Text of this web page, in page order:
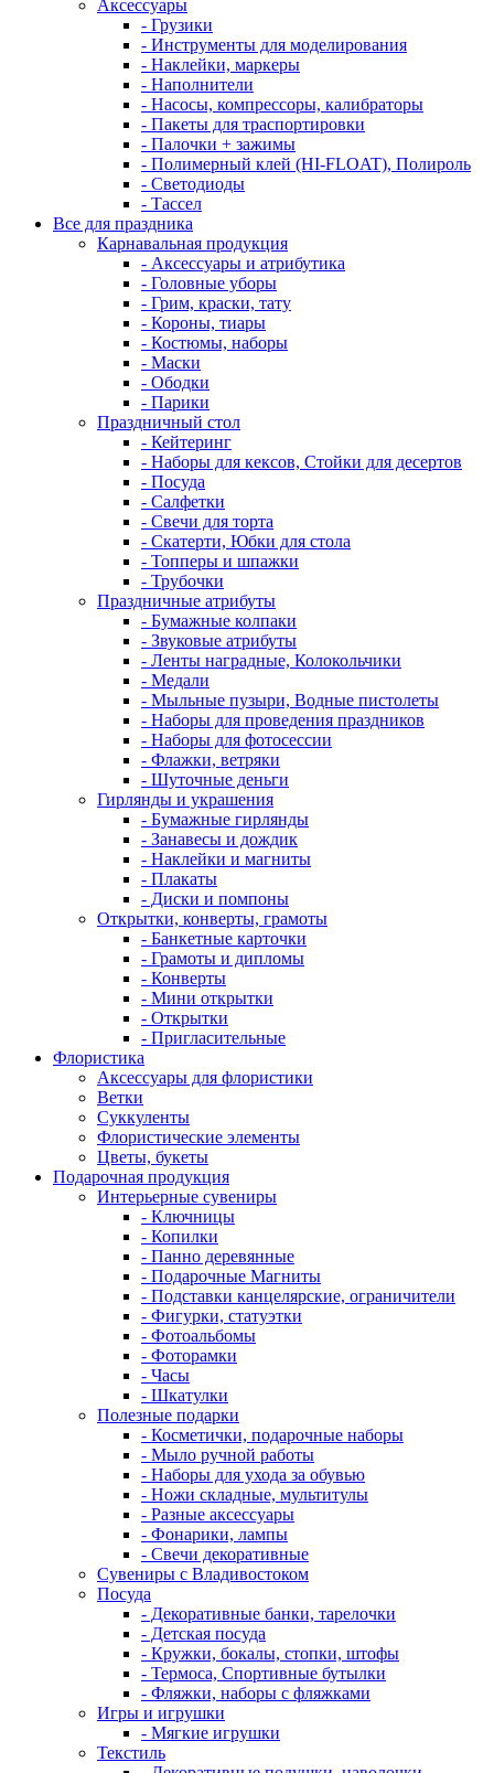
Аксессуары
- Грузики
- Инструменты для моделирования
- Наклейки, маркеры
- Наполнители
- Насосы, компрессоры, калибраторы
- Пакеты для траспортировки
- Палочки + зажимы
- Полимерный клей (HI-FLOAT), Полироль
- Светодиоды
- Тассел
Все для праздника
Карнавальная продукция
- Аксессуары и атрибутика
- Головные уборы
- Грим, краски, тату
- Короны, тиары
- Костюмы, наборы
- Маски
- Ободки
- Парики
Праздничный стол
- Кейтеринг
- Наборы для кексов, Стойки для десертов
- Посуда
- Салфетки
- Свечи для торта
- Скатерти, Юбки для стола
- Топперы и шпажки
- Трубочки
Праздничные атрибуты
- Бумажные колпаки
- Звуковые атрибуты
- Ленты наградные, Колокольчики
- Медали
- Мыльные пузыри, Водные пистолеты
- Наборы для проведения праздников
- Наборы для фотосессии
- Флажки, ветряки
- Шуточные деньги
Гирлянды и украшения
- Бумажные гирлянды
- Занавесы и дождик
- Наклейки и магниты
- Плакаты
- Диски и помпоны
Открытки, конверты, грамоты
- Банкетные карточки
- Грамоты и дипломы
- Конверты
- Мини открытки
- Открытки
- Пригласительные
Флористика
Аксессуары для флористики
Ветки
Суккуленты
Флористические элементы
Цветы, букеты
Подарочная продукция
Интерьерные сувениры
- Ключницы
- Копилки
- Панно деревянные
- Подарочные Магниты
- Подставки канцелярские, ограничители
- Фигурки, статуэтки
- Фотоальбомы
- Фоторамки
- Часы
- Шкатулки
Полезные подарки
- Косметички, подарочные наборы
- Мыло ручной работы
- Наборы для ухода за обувью
- Ножи складные, мультитулы
- Разные аксессуары
- Фонарики, лампы
- Свечи декоративные
Сувениры с Владивостоком
Посуда
- Декоративные банки, тарелочки
- Детская посуда
- Кружки, бокалы, стопки, штофы
- Термоса, Спортивные бутылки
- Фляжки, наборы с фляжками
Игры и игрушки
- Мягкие игрушки
Текстиль